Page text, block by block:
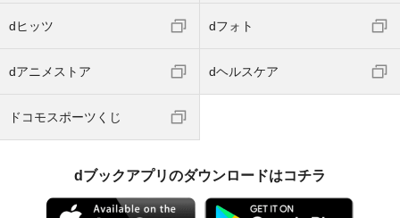
dヒッツ dフォト
dアニメストア dヘルスケア
ドコモスポーツくじ
dブックアプリのダウンロードはコチラ